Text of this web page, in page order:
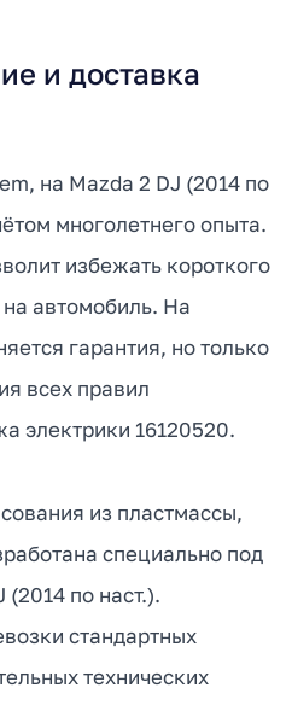
и доставка
на Mazda 2 DJ (2014 по
многолетнего опыта.
избежать короткого
автомобиль. На
гарантия, но только
всех правил
электрики 16120520.
из пластмассы,
специально под
по наст.).
стандартных
технических